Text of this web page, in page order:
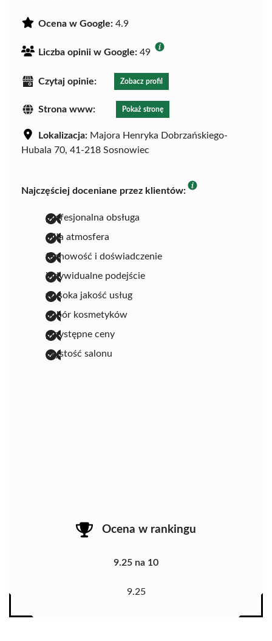
Ocena w Google: 4.9
Liczba opinii w Google: 49
Czytaj opinie: Zobacz profil
Strona www: Pokaż stronę
Lokalizacja: Majora Henryka Dobrzańskiego-
Hubala 70, 41-218 Sosnowiec
Najczęściej doceniane przez klientów:
profesjonalna obsługa
miła atmosfera
fachowość i doświadczenie
indywidualne podejście
wysoka jakość usług
dobór kosmetyków
przystępne ceny
czystość salonu
Ocena w rankingu
9.25 na 10
9.25